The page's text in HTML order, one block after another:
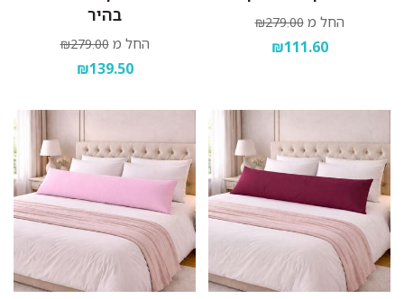
החל מ ₪279.00
₪111.60
בהיר
החל מ ₪279.00
₪139.50